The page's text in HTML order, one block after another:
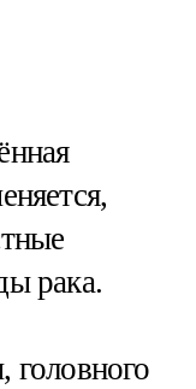
рака.
головного